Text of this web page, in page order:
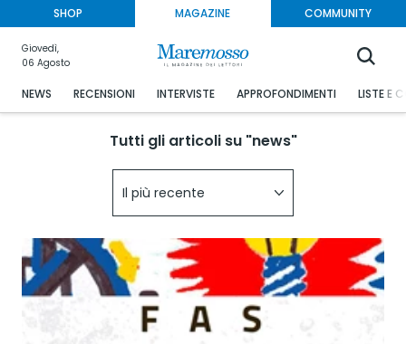
SHOP MAGAZINE COMMUNITY
Giovedì,
06 Agosto
NEWS RECENSIONI INTERVISTE APPROFONDIMENTI LISTE E
Tutti gli articoli su "news"
Il più recente